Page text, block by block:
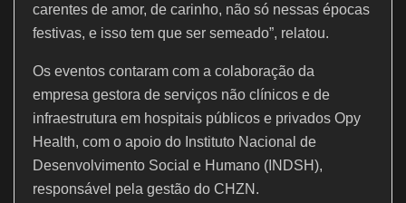
carentes de amor, de carinho, não só nessas épocas
festivas, e isso tem que ser semeado”, relatou.
Os eventos contaram com a colaboração da
empresa gestora de serviços não clínicos e de
infraestrutura em hospitais públicos e privados Opy
Health, com o apoio do Instituto Nacional de
Desenvolvimento Social e Humano (INDSH),
responsável pela gestão do CHZN.